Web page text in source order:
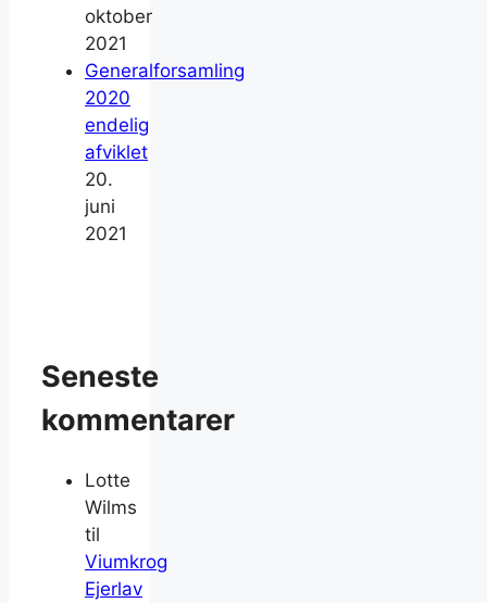
oktober
2021
Generalforsamling
2020
endelig
afviklet
20.
juni
2021
Seneste
kommentarer
Lotte
Wilms
til
Viumkrog
Ejerlav